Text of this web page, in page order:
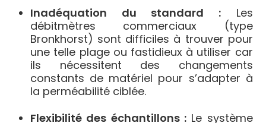
Inadéquation du standard : Les
débitmètres commerciaux (type
Bronkhorst) sont difficiles à trouver pour
une telle plage ou fastidieux à utiliser car
ils nécessitent des changements
constants de matériel pour s’adapter à
la perméabilité ciblée.
Flexibilité des échantillons : Le système